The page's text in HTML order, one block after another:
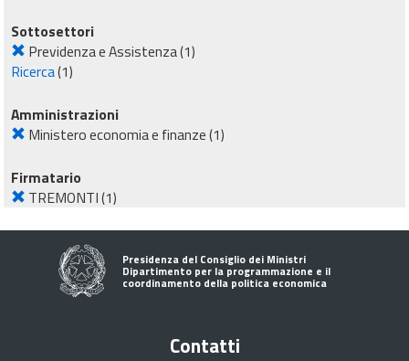
Sottosettori
Previdenza e Assistenza(1)
Ricerca(1)
Amministrazioni
Ministero economia e finanze(1)
Firmatario
TREMONTI(1)
Presidenza del Consiglio dei Ministri
Dipartimento per la programmazione e il
coordinamento della politica economica
Contatti